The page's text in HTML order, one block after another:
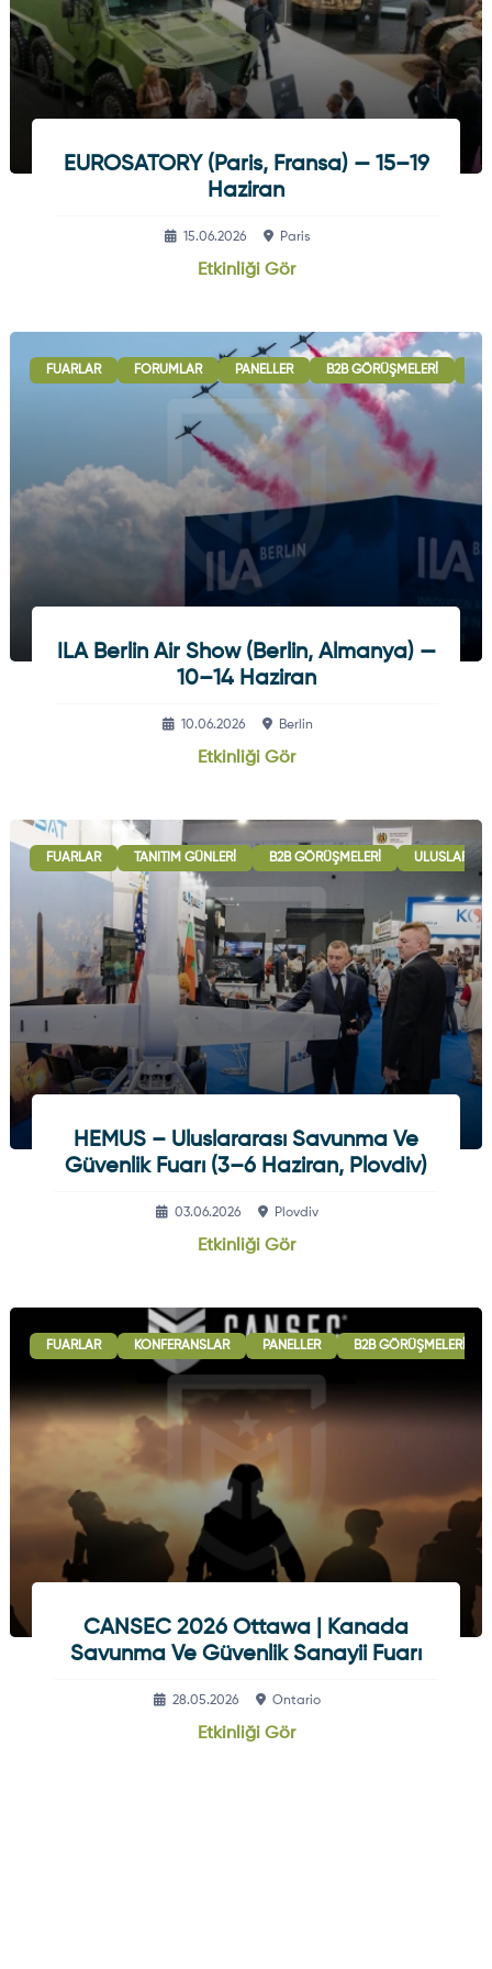
EUROSATORY (Paris, Fransa) — 15–19
Haziran
15.06.2026 Paris
Etkinliği Gör
FUARLAR FORUMLAR PANELLER B2B GÖRÜŞMELERI
ILA Berlin Air Show (Berlin, Almanya) —
10–14 Haziran
10.06.2026 Berlin
Etkinliği Gör
FUARLAR TANITIM GÜNLERI B2B GÖRÜŞMELERI
HEMUS – Uluslararası Savunma Ve
Güvenlik Fuarı (3–6 Haziran, Plovdiv)
03.06.2026 Plovdiv
Etkinliği Gör
FUARLAR KONFERANSLAR PANELLER B2B GÖRÜŞMELERI
CANSEC 2026 Ottawa | Kanada
Savunma Ve Güvenlik Sanayii Fuarı
28.05.2026 Ontario
Etkinliği Gör